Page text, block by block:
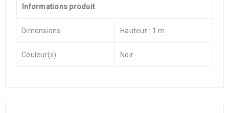
Informations produit
Dimensions Hauteur : 1 m
Couleur(s) Noir